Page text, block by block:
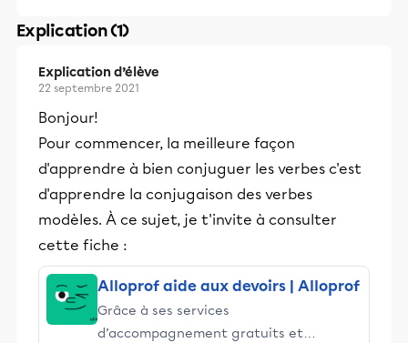
Explication (1)
Explication d’élève
22 septembre 2021
Bonjour!
Pour commencer, la meilleure façon
d'apprendre à bien conjuguer les verbes c'est
d'apprendre la conjugaison des verbes
modèles. À ce sujet, je t'invite à consulter
cette fiche :
Alloprof aide aux devoirs | Alloprof
Grâce à ses services
d’accompagnement gratuits et